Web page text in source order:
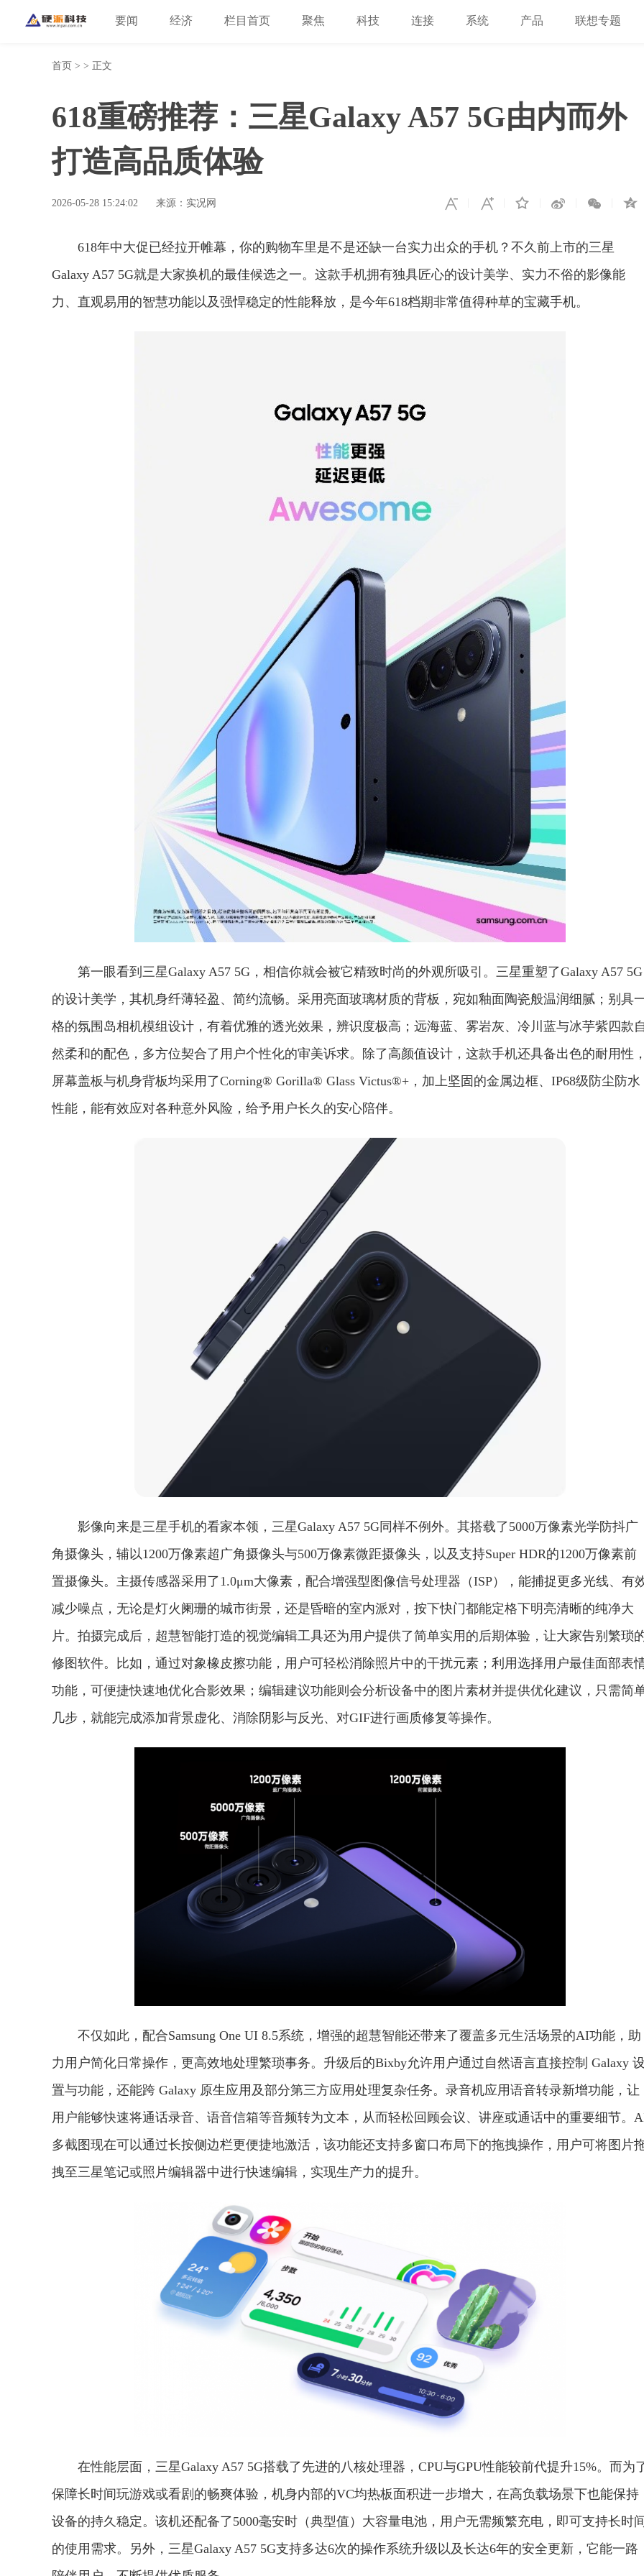
要闻 经济 栏目首页 聚焦 科技 连接 系统 产品 联想专题
首页 > > 正文
618重磅推荐：三星Galaxy A57 5G由内而外
打造高品质体验
2026-05-28 15:24:02 来源：实况网
618年中大促已经拉开帷幕，你的购物车里是不是还缺一台实力出众的手机？不久前上市的三星
Galaxy A57 5G就是大家换机的最佳候选之一。这款手机拥有独具匠心的设计美学、实力不俗的影像能
力、直观易用的智慧功能以及强悍稳定的性能释放，是今年618档期非常值得种草的宝藏手机。
第一眼看到三星Galaxy A57 5G，相信你就会被它精致时尚的外观所吸引。三星重塑了Galaxy A57 5G
的设计美学，其机身纤薄轻盈、简约流畅。采用亮面玻璃材质的背板，宛如釉面陶瓷般温润细腻；别具
格的氛围岛相机模组设计，有着优雅的透光效果，辨识度极高；远海蓝、雾岩灰、冷川蓝与冰芋紫四款自
然柔和的配色，多方位契合了用户个性化的审美诉求。除了高颜值设计，这款手机还具备出色的耐用性，
屏幕盖板与机身背板均采用了Corning® Gorilla® Glass Victus®+，加上坚固的金属边框、IP68级防尘防水
性能，能有效应对各种意外风险，给予用户长久的安心陪伴。
影像向来是三星手机的看家本领，三星Galaxy A57 5G同样不例外。其搭载了5000万像素光学防抖广
角摄像头，辅以1200万像素超广角摄像头与500万像素微距摄像头，以及支持Super HDR的1200万像素前
置摄像头。主摄传感器采用了1.0μm大像素，配合增强型图像信号处理器（ISP），能捕捉更多光线、有
减少噪点，无论是灯火阑珊的城市街景，还是昏暗的室内派对，按下快门都能定格下明亮清晰的纯净大
片。拍摄完成后，超慧智能打造的视觉编辑工具还为用户提供了简单实用的后期体验，让大家告别繁琐
修图软件。比如，通过对象橡皮擦功能，用户可轻松消除照片中的干扰元素；利用选择用户最佳面部表
功能，可便捷快速地优化合影效果；编辑建议功能则会分析设备中的图片素材并提供优化建议，只需简
几步，就能完成添加背景虚化、消除阴影与反光、对GIF进行画质修复等操作。
不仅如此，配合Samsung One UI 8.5系统，增强的超慧智能还带来了覆盖多元生活场景的AI功能，助
力用户简化日常操作，更高效地处理繁琐事务。升级后的Bixby允许用户通过自然语言直接控制 Galaxy 设
置与功能，还能跨 Galaxy 原生应用及部分第三方应用处理复杂任务。录音机应用语音转录新增功能，让
用户能够快速将通话录音、语音信箱等音频转为文本，从而轻松回顾会议、讲座或通话中的重要细节。
多截图现在可以通过长按侧边栏更便捷地激活，该功能还支持多窗口布局下的拖拽操作，用户可将图片
拽至三星笔记或照片编辑器中进行快速编辑，实现生产力的提升。
在性能层面，三星Galaxy A57 5G搭载了先进的八核处理器，CPU与GPU性能较前代提升15%。而为
保障长时间玩游戏或看剧的畅爽体验，机身内部的VC均热板面积进一步增大，在高负载场景下也能保持
设备的持久稳定。该机还配备了5000毫安时（典型值）大容量电池，用户无需频繁充电，即可支持长时间
的使用需求。另外，三星Galaxy A57 5G支持多达6次的操作系统升级以及长达6年的安全更新，它能一路